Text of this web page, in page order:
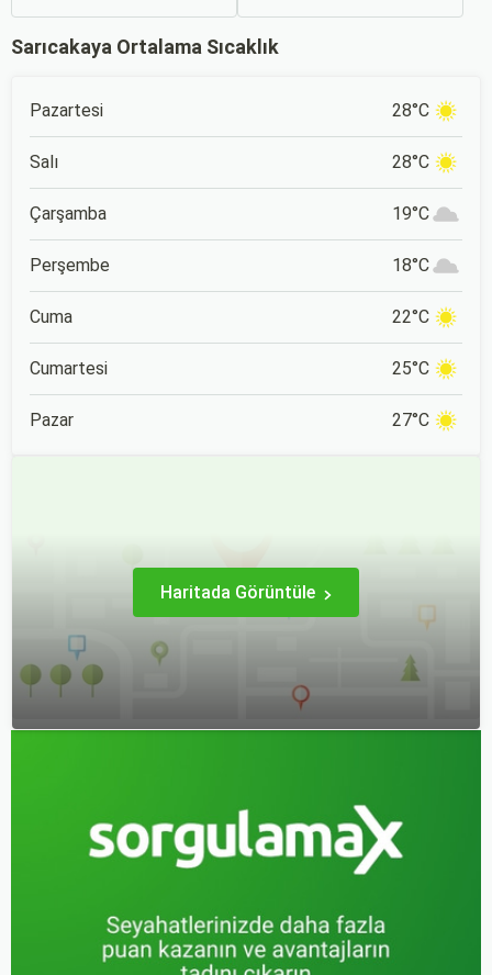
anda bavulları toplayıp yola
kaliteli tesisleri ile yılın her
güzellikleri içerisinde
konumlanan Kartalkaya,
İstanbul ve Ankara gibi
büyük şehirlere yakın
konumu nedeniyle de
popüler bir tatil rotası.
Sarıcakaya Ortalama Sıcaklık
Pazartesi 28°C
Salı 28°C
Çarşamba 19°C
Perşembe 18°C
Cuma 22°C
Cumartesi 25°C
Pazar 27°C
Haritada Görüntüle